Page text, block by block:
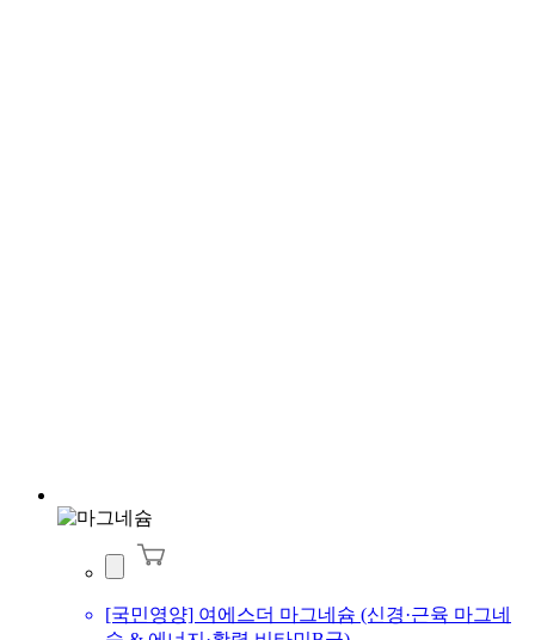
[국민영양] 여에스더 마그네슘 (신경·근육 마그네